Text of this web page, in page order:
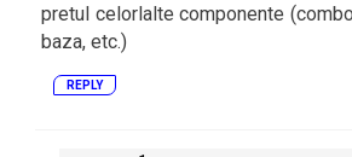
pretul celorlalte componente
baza, etc.)
REPLY